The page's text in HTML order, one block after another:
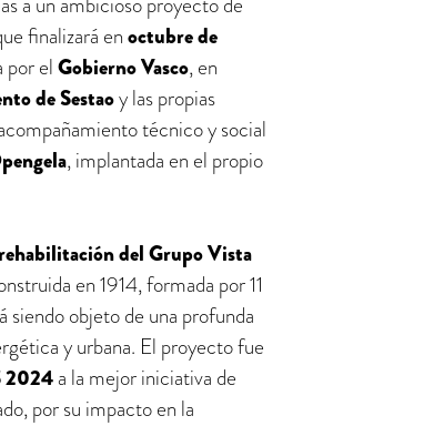
finalizará enoctubre de
por elGobierno Vasco, en
de Sestaoy las propias
técnico y social
, implantada en el propio
rehabilitación del Grupo Vista
en 1914, formada por 11
siendo objeto de una profunda
y urbana. El proyecto fue
2024a la mejor iniciativa de
por su impacto en la